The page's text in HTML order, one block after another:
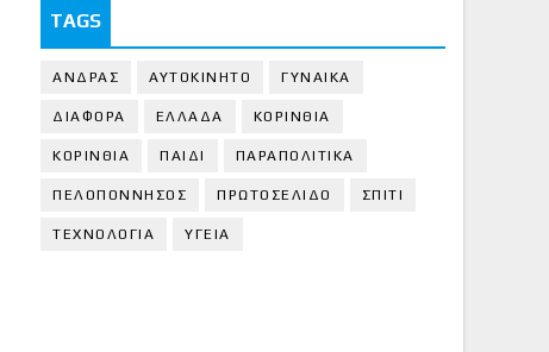
TAGS
ΑΝΔΡΑΣ ΑΥΤΟΚΙΝΗΤΟ ΓΥΝΑΙΚΑ
ΔΙΑΦΟΡΑ ΕΛΛΑΔΑ ΚΟΡΙΝΘΙΑ
ΚΟΡΙΝΘΙA ΠΑΙΔΙ ΠΑΡΑΠΟΛΙΤΙΚΑ
ΠΕΛΟΠΟΝΝΗΣΟΣ ΠΡΩΤΟΣΕΛΙΔΟ ΣΠΙΤΙ
ΤΕΧΝΟΛΟΓΙΑ ΥΓΕΙΑ